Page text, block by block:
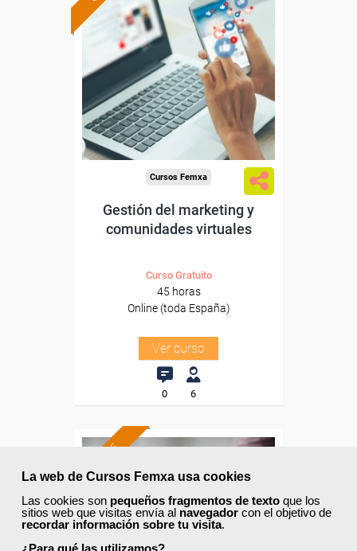
La web de Cursos Femxa usa cookies
Las cookies son pequeños fragmentos de texto que los
sitios web que visitas envía al navegador con el objetivo de
recordar información sobre tu visita.
¿Para qué las utilizamos?
Formación 100%
subvencionada.
Para desempleados,
trabajadores y autónomos.
Sector
-Administración.
Cursos Femxa
Gestión del marketing y
comunidades virtuales
Curso Gratuito
45 horas
Online (toda España)
Ver curso
0 6
ONLINE
Formación 100%
subvencionada.
Para desempleados,
trabajadores y autónomos.